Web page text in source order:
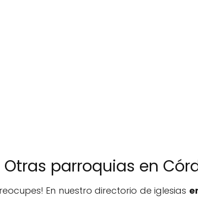
parroquias en
En nuestro directorio de iglesias